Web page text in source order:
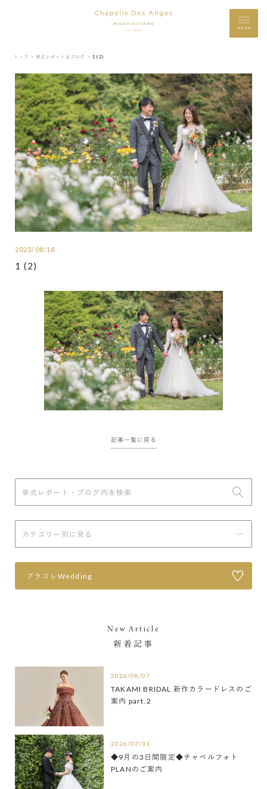
MENU
トップ ＞ 挙式レポート＆ブログ ＞ 1 (2)
2023/08/18
1 (2)
記事一覧に戻る
プラコレWedding
New Article
新着記事
2026/08/07
TAKAMI BRIDAL 新作カラードレスのご
案内 part.2
2026/07/31
◆9月の3日間限定◆チャペルフォト
PLANのご案内